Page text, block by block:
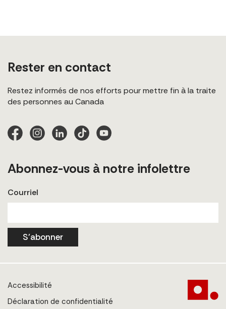
Rester en contact
Restez informés de nos efforts pour mettre fin à la traite
des personnes au Canada
Abonnez-vous à notre infolettre
Courriel
S'abonner
Accessibilité
Déclaration de confidentialité